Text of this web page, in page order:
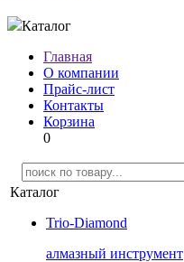
Каталог
Главная
О компании
Прайс-лист
Контакты
Корзина
0
Каталог
Trio-Diamond
алмазный инструмент